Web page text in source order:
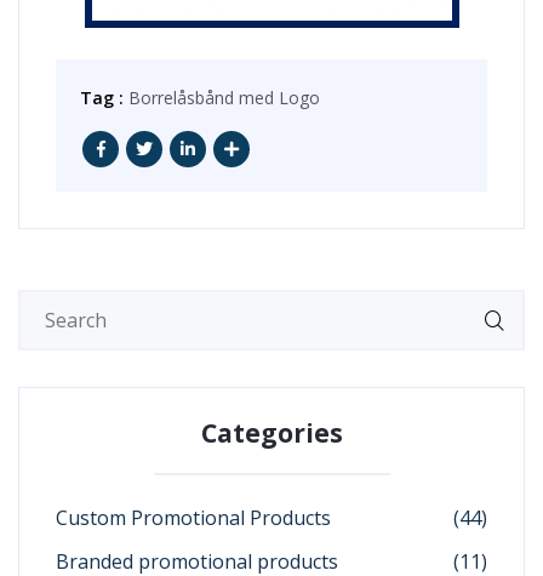
Tag : Borrelåsbånd med Logo
Categories
Custom Promotional Products
(44)
Branded promotional products
(11)